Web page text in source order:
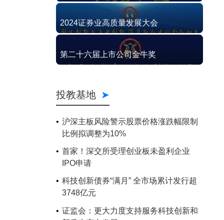
2024证券业高质量发展大会
第二十六届上市公司金牛奖
投教基地
沪深主板风险警示股票价格涨跌幅限制
比例拟调整为10%
首家！深交所受理创业板未盈利企业
IPO申请
科技创新债券“满月” 全市场累计发行超
3748亿元
证监会：更大力度支持服务科技创新和